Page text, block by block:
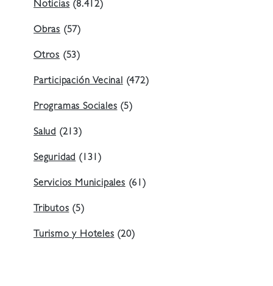
Noticias(8.412)
Obras (57)
Otros (53)
Participación Vecinal(472)
Programas Sociales(5)
Salud (213)
Seguridad(131)
Servicios Municipales(61)
Tributos(5)
Turismo y Hoteles(20)